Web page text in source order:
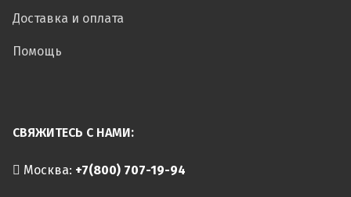
Доставка и оплата
Помощь
СВЯЖИТЕСЬ С НАМИ:
Москва: +7(800) 707-19-94